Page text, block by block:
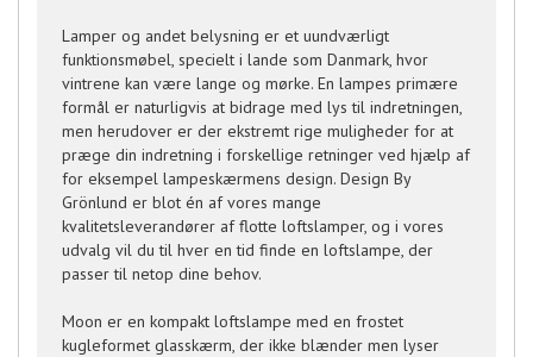
Lamper og andet belysning er et uundværligt
funktionsmøbel, specielt i lande som Danmark, hvor
vintrene kan være lange og mørke. En lampes primære
formål er naturligvis at bidrage med lys til indretningen,
men herudover er der ekstremt rige muligheder for at
præge din indretning i forskellige retninger ved hjælp af
for eksempel lampeskærmens design. Design By
Grönlund er blot én af vores mange
kvalitetsleverandører af flotte loftslamper, og i vores
udvalg vil du til hver en tid finde en loftslampe, der
passer til netop dine behov.
Moon er en kompakt loftslampe med en frostet
kugleformet glasskærm, der ikke blænder men lyser